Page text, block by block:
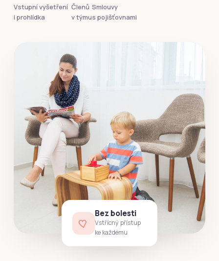
Vstupní vyšetření
i prohlídka
Členů
v týmu
Smlouvy
s pojišťovnami
Bez bolesti
Vstřícný přístup
ke každému